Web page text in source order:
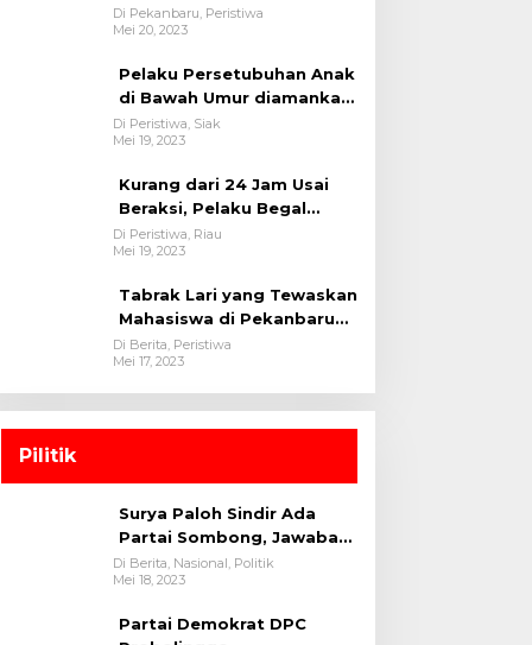
Diamankan Polsek Bukit
Raya
Di Pekanbaru, Peristiwa
Mei 20, 2023
Pelaku Persetubuhan Anak
di Bawah Umur diamankan
oleh tim Opsnal Polsek
Tualang-Polres Siak-Polda
Di Peristiwa, Siak
Mei 19, 2023
Kurang dari 24 Jam Usai
Beraksi, Pelaku Begal
Berhasil Di Bekuk
Satreskrim Polres
Di Peristiwa, Riau
Mei 19, 2023
Tabrak Lari yang Tewaskan
Mahasiswa di Pekanbaru
Ditangkap Polisi
Di Berita, Peristiwa
Mei 17, 2023
Pilitik
Surya Paloh Sindir Ada
Partai Sombong, Jawaban
Megawati
Di Berita, Nasional, Politik
Mei 18, 2023
Partai Demokrat DPC